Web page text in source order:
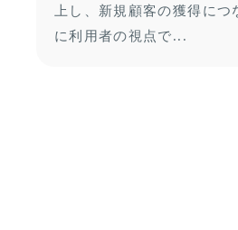
上し、新規顧客の獲得に
に利用者の視点で...